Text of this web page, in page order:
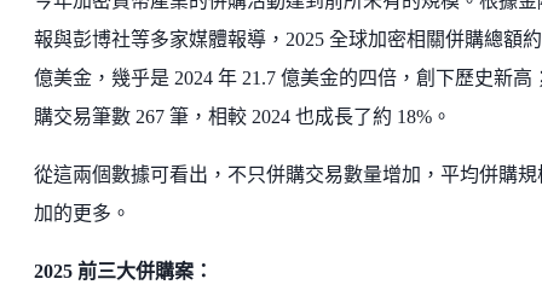
報與彭博社等多家媒體報導，2025 全球加密相關併購總額
億美金，幾乎是 2024 年 21.7 億美金的四倍，創下歷史新高
購交易筆數 267 筆，相較 2024 也成長了約 18%。
從這兩個數據可看出，不只併購交易數量增加，平均併購規
加的更多。
2025 前三大併購案：